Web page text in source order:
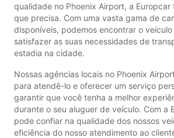
qualidade no Phoenix Airport, a
que precisa. Com uma vasta gama de
disponíveis, podemos encontrar o
satisfazer as suas necessidades de
estadia na cidade.
Nossas agências locais no Phoenix
para atendê-lo e oferecer um serviço
garantir que você tenha a melhor
durante o seu aluguer de veículo. Com a
pode confiar na qualidade dos nossos
eficiência do nosso atendimento ao